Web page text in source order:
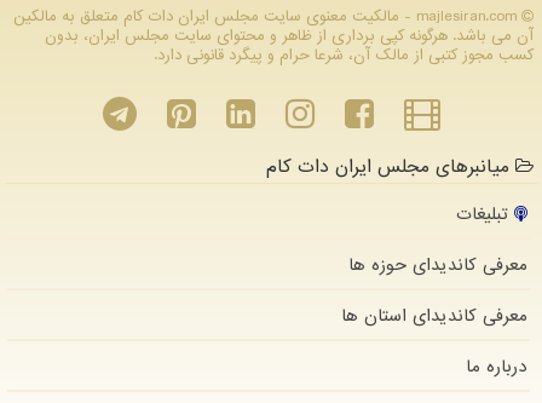
majlesiran.com - مالکیت معنوی سایت مجلس ایران دات كام متعلق به مالکین
آن می باشد. هرگونه کپی برداری از ظاهر و محتوای سایت مجلس ایران، بدون
کسب مجوز کتبی از مالک آن، شرعا حرام و پیگرد قانونی دارد.
میانبرهای مجلس ایران دات کام
تبلیغات
معرفی کاندیدای حوزه ها
معرفی کاندیدای استان ها
درباره ما